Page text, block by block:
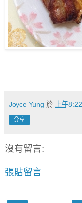
Joyce Yung 於 上午8:22
分享
沒有留言:
張貼留言